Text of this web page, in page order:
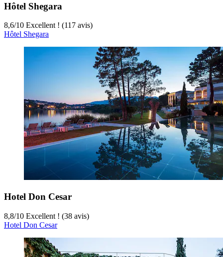
Hôtel Shegara
8,6/10 Excellent ! (117 avis)
Hôtel Shegara
Hotel Don Cesar
8,8/10 Excellent ! (38 avis)
Hotel Don Cesar